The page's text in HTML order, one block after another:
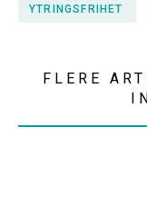
YTRINGSFRIHET
FLERE